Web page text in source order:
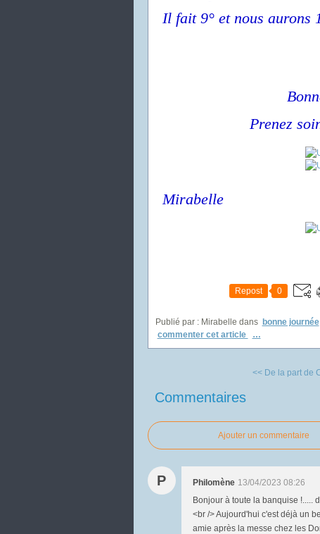
Il fait 9° et nous aurons
Prenez
Mirabelle
Repost 0
Publié par : Mirabelle dans bonne journée
commenter cet article
…
<< De la part de
Commentaires
Ajouter un commentaire
P Philomène 13/04/2023 08:26
Bonjour à toute la banquise !.....
<br /> Aujourd'hui c'est déjà un
amie après la messe chez les